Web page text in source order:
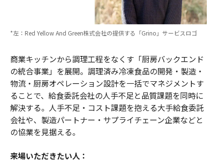
*左：Red Yellow And Green株式会社の提供する「Grino」サービスロゴ
商業キッチンから調理工程をなくす「厨房バックエンド
の統合事業」を展開。調理済み冷凍食品の開発・製造・
物流・厨房オペレーション設計を一括でマネジメントす
ることで、給食委託会社の人手不足と品質課題を同時に
解決する。人手不足・コスト課題を抱える大手給食委託
会社や、製造パートナー・サプライチェーン企業などと
の協業を見据える。
来場いただきたい人：